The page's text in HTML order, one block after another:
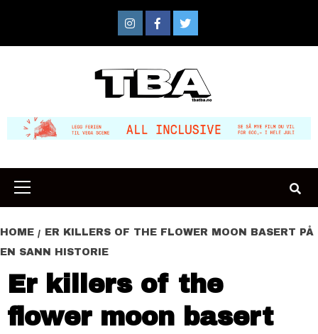
content
InstagramFacebook
Twitter
Primary
Menu
HOME
ER KILLERS OF THE FLOWER MOON BASERT PÅ
EN SANN HISTORIE
Er killers of the
flower moon basert